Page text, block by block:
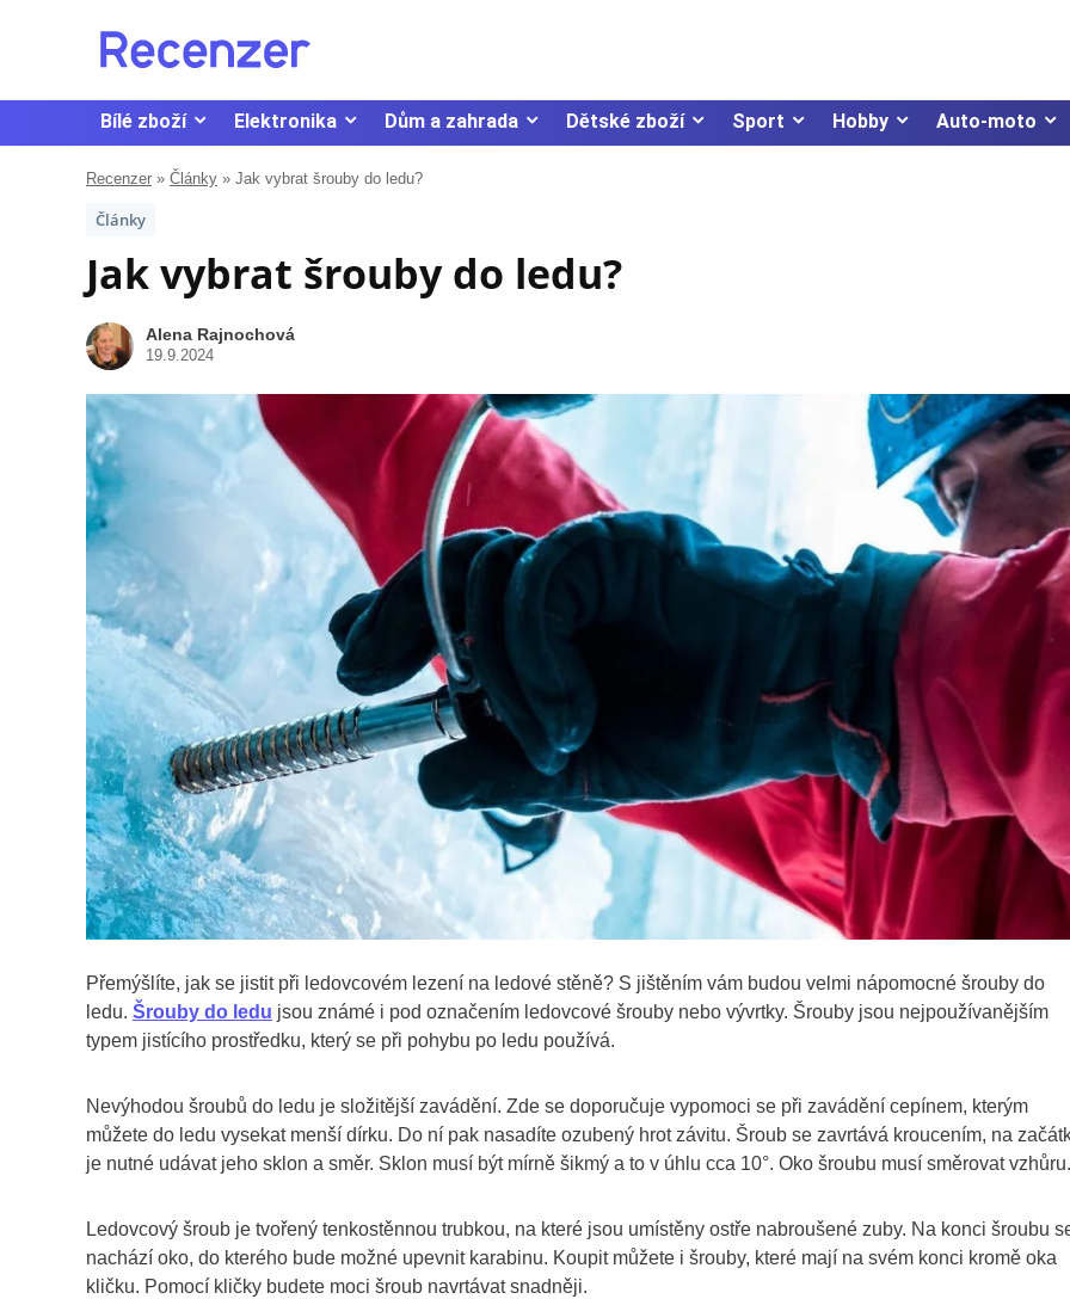
Bílé zboží Elektronika Dům a zahrada Dětské zboží Sport Hobby Auto-moto
Recenzer » Články » Jak vybrat šrouby do ledu?
Články
Jak vybrat šrouby do ledu?
Alena Rajnochová
19.9.2024
Přemýšlíte, jak se jistit při ledovcovém lezení na ledové stěně? S jištěním vám budou velmi nápomocné šrouby do
ledu. Šrouby do ledu jsou známé i pod označením ledovcové šrouby nebo vývrtky. Šrouby jsou nejpoužívanějším
typem jistícího prostředku, který se při pohybu po ledu používá.
Nevýhodou šroubů do ledu je složitější zavádění. Zde se doporučuje vypomoci se při zavádění cepínem, kterým
můžete do ledu vysekat menší dírku. Do ní pak nasadíte ozubený hrot závitu. Šroub se zavrtává kroucením, na
je nutné udávat jeho sklon a směr. Sklon musí být mírně šikmý a to v úhlu cca 10°. Oko šroubu musí směrovat vzhůru.
Ledovcový šroub je tvořený tenkostěnnou trubkou, na které jsou umístěny ostře nabroušené zuby. Na konci šroubu
nachází oko, do kterého bude možné upevnit karabinu. Koupit můžete i šrouby, které mají na svém konci kromě oka
kličku. Pomocí kličky budete moci šroub navrtávat snadněji.